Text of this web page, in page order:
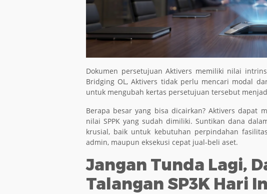
Dokumen persetujuan Aktivers memiliki nilai
Bridging OL, Aktivers tidak perlu mencari modal
untuk mengubah kertas persetujuan tersebut
Berapa besar yang bisa dicairkan? Aktivers dapat
nilai SPPK yang sudah dimiliki. Suntikan dana
krusial, baik untuk kebutuhan perpindahan
admin, maupun eksekusi cepat jual-beli aset.
Jangan Tunda Lagi,
Talangan SP3K Hari